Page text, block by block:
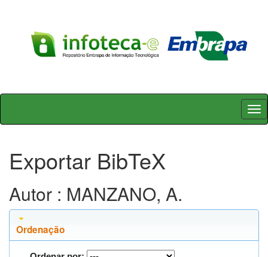
Skip
Exportar BibTeX
Autor : MANZANO, A.
Ordenação